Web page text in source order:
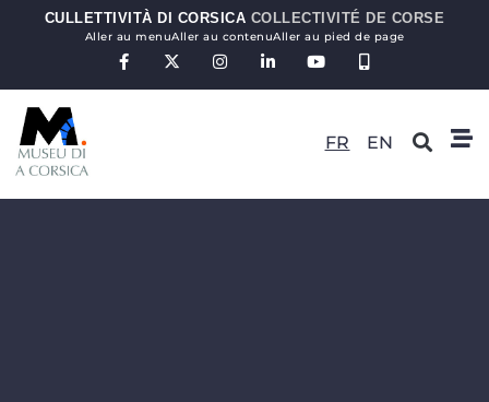
CULLETTIVITÀ DI CORSICA COLLECTIVITÉ DE CORSE
Aller au menuAller au contenuAller au pied de page
FR EN